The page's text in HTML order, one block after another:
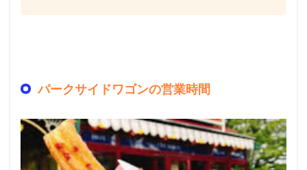
パークサイドワゴンの営業時間